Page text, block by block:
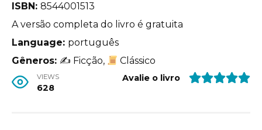
ISBN: 8544001513
A versão completa do livro é gratuita
Language: português
Gêneros: ✍ Ficção, Clássico
VIEWS
628
Avalie o livro